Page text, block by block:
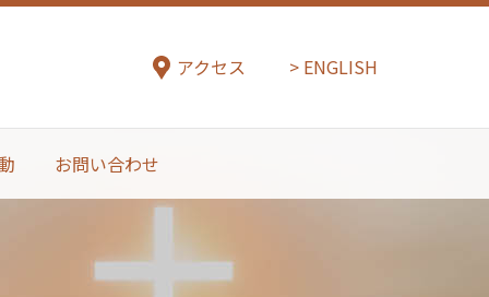
アクセス ENGLISH
お問い合わせ